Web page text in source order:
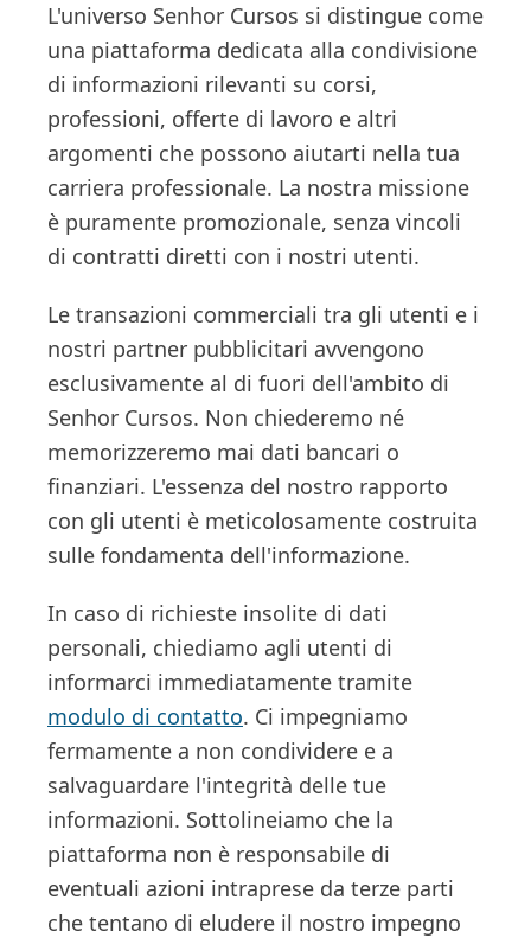
L'universo Senhor Cursos si distingue come
una piattaforma dedicata alla condivisione
di informazioni rilevanti su corsi,
professioni, offerte di lavoro e altri
argomenti che possono aiutarti nella tua
carriera professionale. La nostra missione
è puramente promozionale, senza vincoli
di contratti diretti con i nostri utenti.
Le transazioni commerciali tra gli utenti e i
nostri partner pubblicitari avvengono
esclusivamente al di fuori dell'ambito di
Senhor Cursos. Non chiederemo né
memorizzeremo mai dati bancari o
finanziari. L'essenza del nostro rapporto
con gli utenti è meticolosamente costruita
sulle fondamenta dell'informazione.
In caso di richieste insolite di dati
personali, chiediamo agli utenti di
informarci immediatamente tramite
modulo di contatto. Ci impegniamo
fermamente a non condividere e a
salvaguardare l'integrità delle tue
informazioni. Sottolineiamo che la
piattaforma non è responsabile di
eventuali azioni intraprese da terze parti
che tentano di eludere il nostro impegno